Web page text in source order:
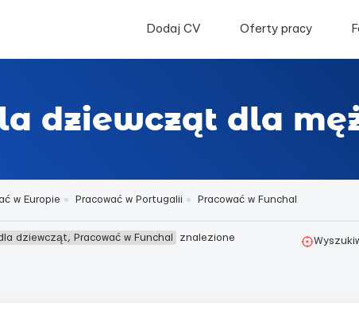
Dodaj CV Oferty pracy
dziewcząt dla
w Europie Pracować w Portugalii Pracować w Funchal
dziewcząt, Pracować w Funchal
znalezione